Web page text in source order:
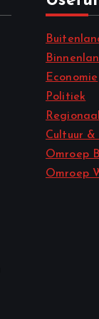
Economie
Politiek
Cultuur
Omroep
Omroep